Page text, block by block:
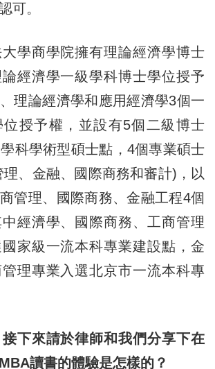
可。
商學院擁有理論經濟學博士
經濟學一級學科博士學位授予
理論經濟學和應用經濟學3個一
授予權，並設有5個二級博士
科學術型碩士點，4個專業碩士
、金融、國際商務和審計)，以
管理、國際商務、金融工程4個
經濟學、國際商務、工商管理
家級一流本科專業建設點，金
理專業入選北京市一流本科專
下來請於律師和我們分享下在
讀書的體驗是怎樣的？